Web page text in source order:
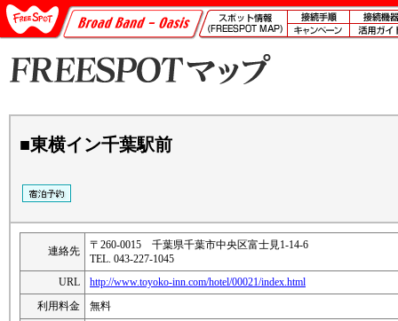
■東横イン千葉駅前
連絡先
〒260-0015 千葉県千葉市中央区富士見1-14-6
TEL. 043-227-1045
URL
http://www.toyoko-inn.com/hotel/00021/index.html
利用料金
無料